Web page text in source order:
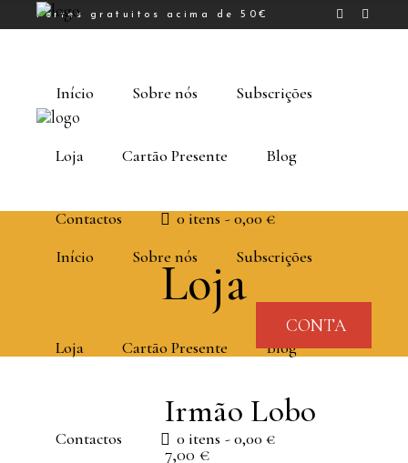
Portes gratuitos acima de 50€
Início Sobre nós Subscrições
Loja Cartão Presente Blog
Contactos 0 itens 0,00 €
CONTA
Início Sobre nós Subscrições
Loja Cartão Presente Blog
Contactos 0 itens 0,00 €
Loja
Irmão Lobo
7,00€